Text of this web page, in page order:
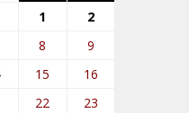
1
2
8
9
15
16
22
23